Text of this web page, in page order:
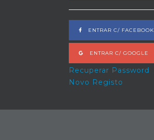
ENTRAR C/ FACEBOOK
ENTRAR C/ GOOGLE
Recuperar Password
Novo Registo